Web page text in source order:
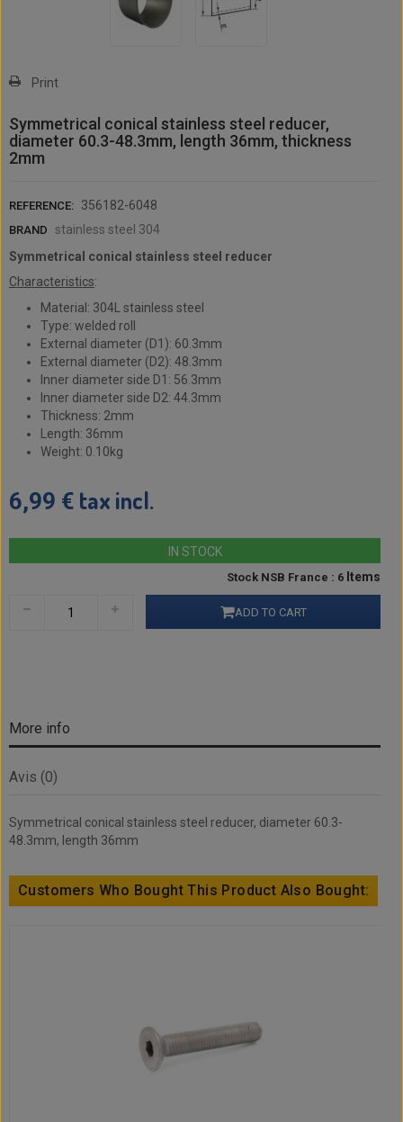
Print
Symmetrical conical stainless steel reducer,
diameter 60.3-48.3mm, length 36mm, thickness
2mm
REFERENCE: 356182-6048
BRAND stainless steel 304
Symmetrical conical stainless steel reducer
Characteristics:
Material: 304L stainless steel
Type: welded roll
External diameter (D1): 60.3mm
External diameter (D2): 48.3mm
Inner diameter side D1: 56.3mm
Inner diameter side D2: 44.3mm
Thickness: 2mm
Length: 36mm
Weight: 0.10kg
6,99 € tax incl.
IN STOCK
Stock NSB France : 6 Items
ADD TO CART
More info
Avis (0)
Symmetrical conical stainless steel reducer, diameter 60.3-
48.3mm, length 36mm
Customers Who Bought This Product Also Bought: